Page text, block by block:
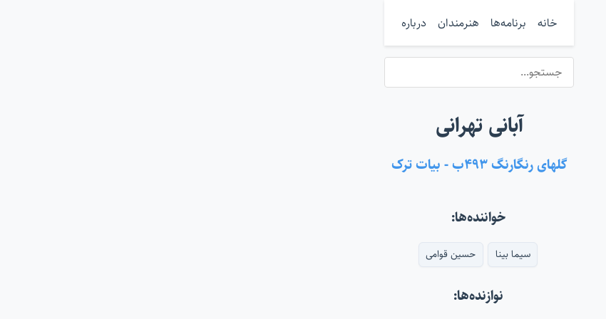
خانه برنامه‌ها هنرمندان درباره
آبانی تهرانی
گلهای رنگارنگ ۴۹۳ب - بیات ترک
خواننده‌ها:
سیما بینا حسین قوامی
نوازنده‌ها: